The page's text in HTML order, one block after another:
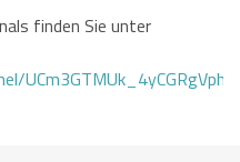
finden Sie unter